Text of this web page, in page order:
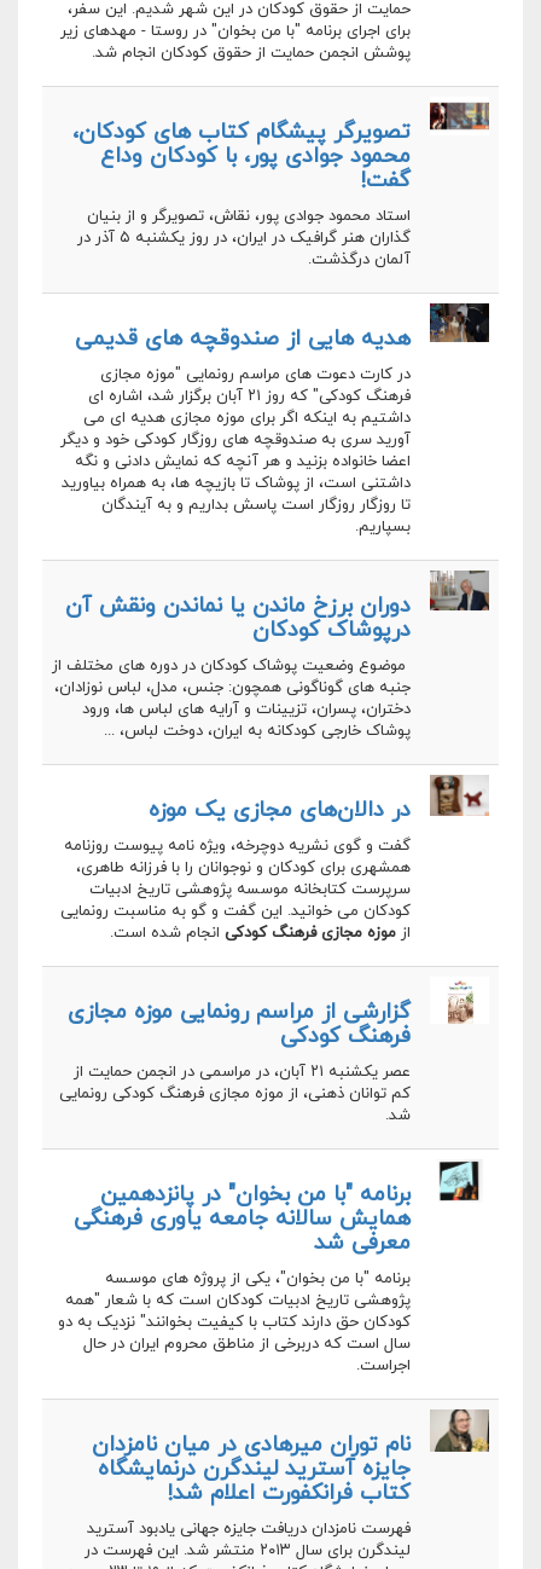
حمایت از حقوق کودکان در این شهر شدیم. این سفر،
برای اجرای برنامه "با من بخوان" در روستا - مهدهای زیر
پوشش انجمن حمایت از حقوق کودکان انجام شد.
تصویرگر پیشگام کتاب های کودکان،
محمود جوادی پور، با کودکان وداع
گفت!
استاد محمود جوادی پور، نقاش، تصویرگر و از بنیان
گذاران هنر گرافیک در ایران، در روز یکشنبه ۵ آذر در
آلمان درگذشت.
هدیه هایی از صندوقچه های قدیمی
در کارت دعوت های مراسم رونمایی "موزه مجازی
فرهنگ کودکی" که روز ۲۱ آبان برگزار شد، اشاره ای
داشتیم به اینکه اگر برای موزه مجازی هدیه ای می
آورید سری به صندوقچه های روزگار کودکی خود و دیگر
اعضا خانواده بزنید و هر آنچه که نمایش دادنی و نگه
داشتنی است، از پوشاک تا بازیچه ها، به همراه بیاورید
تا روزگار روزگار است پاسش بداریم و به آیندگان
بسپاریم.
دوران برزخ ماندن یا نماندن ونقش آن
درپوشاک کودکان
موضوع وضعیت پوشاک کودکان در دوره های مختلف از
جنبه های گوناگونی همچون: جنس، مدل، لباس نوزادان،
دختران، پسران، تزیینات و آرایه های لباس ها، ورود
پوشاک خارجی کودکانه به ایران، دوخت لباس، ...
در دالان‌های مجازی یک موزه
گفت و گوی نشریه دوچرخه، ویژه نامه پیوست روزنامه
همشهری برای کودکان و نوجوانان را با فرزانه طاهری،
سرپرست کتابخانه موسسه پژوهشی تاریخ ادبیات
کودکان می خوانید. این گفت و گو به مناسبت رونمایی
از موزه مجازی فرهنگ کودکی انجام شده است.
گزارشی از مراسم رونمایی موزه مجازی
فرهنگ کودکی
عصر یکشنبه ۲۱ آبان، در مراسمی در انجمن حمایت از
کم توانان ذهنی، از موزه مجازی فرهنگ کودکی رونمایی
شد.
برنامه "با من بخوان" در پانزدهمین
همایش سالانه جامعه یاوری فرهنگی
معرفی شد
برنامه "با من بخوان"، یکی از پروژه های موسسه
پژوهشی تاریخ ادبیات کودکان است که با شعار "همه
کودکان حق دارند کتاب با کیفیت بخوانند" نزدیک به دو
سال است که دربرخی از مناطق محروم ایران در حال
اجراست.
نام توران میرهادی در میان نامزدان
جایزه آسترید لیندگرن درنمایشگاه
کتاب فرانکفورت اعلام شد!
فهرست نامزدان دریافت جایزه جهانی یادبود آسترید
لیندگرن برای سال ۲۰۱۳ منتشر شد. این فهرست در